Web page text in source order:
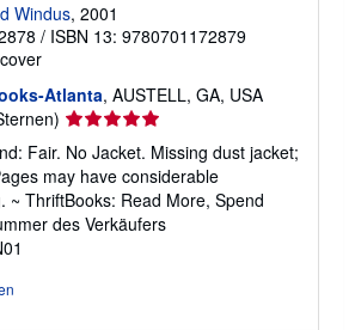
Windus, 2001
/ ISBN 13: 9780701172879
Atlanta, AUSTELL, GA, USA
Verkäuferbewertung
5
von
5
Sternen
Fair. No Jacket. Missing dust jacket;
may have considerable
~ ThriftBooks: Read More, Spend
des Verkäufers